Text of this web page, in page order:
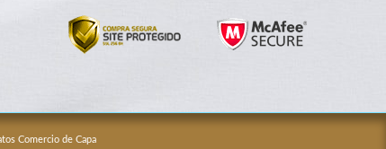
Comercio de Capa